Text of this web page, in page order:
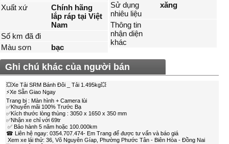
Xuất xứ
Chính hãng
lắp ráp tại Việt
Nam
Số km đã đi
Màu sơn
bạc
Sử dụng
nhiêu liệu
xăng
Thông tin
nhận diện
khác
Ghi chú khác của người bán